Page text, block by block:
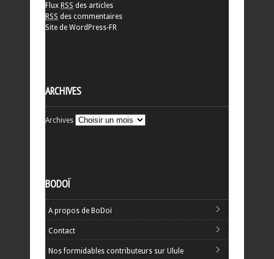
Flux RSS des articles
RSS des commentaires
Site de WordPress-FR
ARCHIVES
Archives
BODOÏ
A propos de BoDoï
Contact
Nos formidables contributeurs sur Ulule